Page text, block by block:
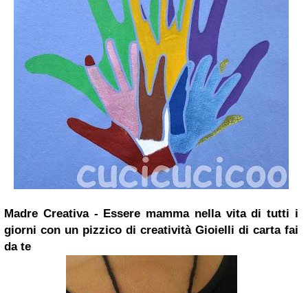
Madre Creativa - Essere mamma nella vita di tutti i
giorni con un pizzico di creatività Gioielli di carta fai
da te